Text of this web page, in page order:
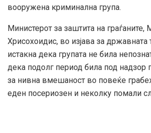
вооружена криминална група.
Министерот за заштита на граѓаните,
Хрисохоидис, во изјава за државната
истакна дека групата не била
дека подолг период била под
за нивна вмешаност во повеќе
еден посериозен и неколку помали